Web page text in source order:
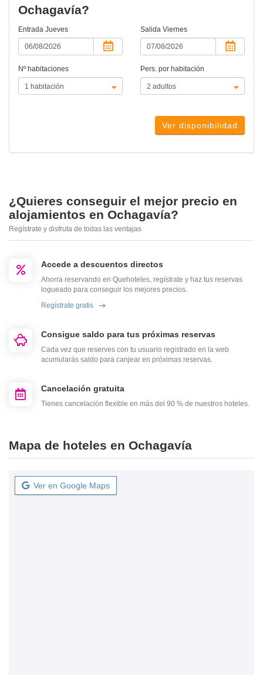
Ochagavía?
Entrada Jueves Salida Viernes
Nº habitaciones Pers. por habitación
Ver disponibilidad
¿Quieres conseguir el mejor precio en
alojamientos en Ochagavía?
Regístrate y disfruta de todas las ventajas
Accede a descuentos directos
Ahorra reservando en Quehoteles, regístrate y haz tus reservas
logueado para conseguir los mejores precios.
Regístrate gratis
Consigue saldo para tus próximas reservas
Cada vez que reserves con tu usuario registrado en la web
acumularás saldo para canjear en próximas reservas.
Cancelación gratuita
Tienes cancelación flexible en más del 90 % de nuestros hoteles.
Mapa de hoteles en Ochagavía
Ver en Google Maps